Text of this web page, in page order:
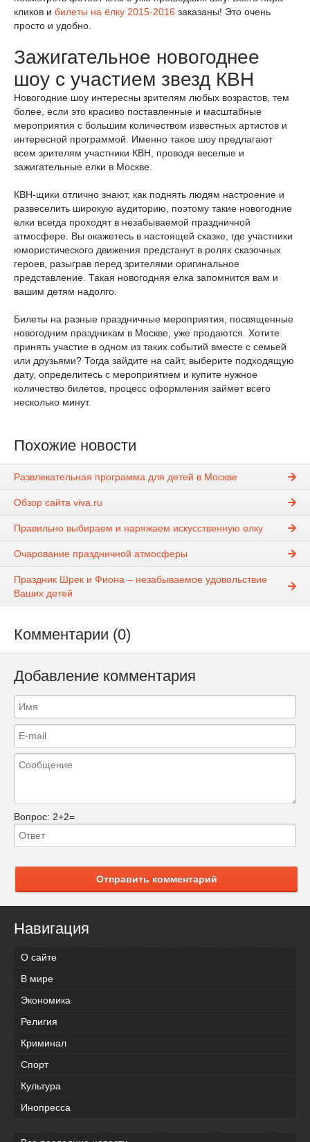
кликов и билеты на ёлку 2015-2016 заказаны! Это очень
просто и удобно.
Зажигательное новогоднее
шоу с участием звезд КВН
Новогодние шоу интересны зрителям любых возрастов, тем
более, если это красиво поставленные и масштабные
мероприятия с большим количеством известных артистов и
интересной программой. Именно такое шоу предлагают
всем зрителям участники КВН, проводя веселые и
зажигательные елки в Москве.
КВН-щики отлично знают, как поднять людям настроение и
развеселить широкую аудиторию, поэтому такие новогодние
елки всегда проходят в незабываемой праздничной
атмосфере. Вы окажетесь в настоящей сказке, где участники
юмористического движения предстанут в ролях сказочных
героев, разыграв перед зрителями оригинальное
представление. Такая новогодняя елка запомнится вам и
вашим детям надолго.
Билеты на разные праздничные мероприятия, посвященные
новогодним праздникам в Москве, уже продаются. Хотите
принять участие в одном из таких событий вместе с семьей
или друзьями? Тогда зайдите на сайт, выберите подходящую
дату, определитесь с мероприятием и купите нужное
количество билетов, процесс оформления займет всего
несколько минут.
Похожие новости
Развлекательная программа для детей в Москве
Обзор сайта viva.ru
Правильно выбираем и наряжаем искусственную елку
Очарование праздничной атмосферы
Праздник Шрек и Фиона – незабываемое удовольствие
Ваших детей
Комментарии (0)
Добавление комментария
Вопрос: 2+2=
Отправить комментарий
Навигация
О сайте
В мире
Экономика
Религия
Криминал
Спорт
Культура
Инопресса